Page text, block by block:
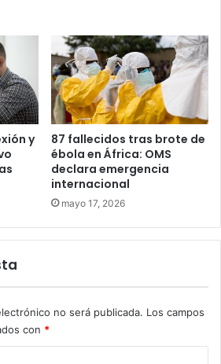
y
87 fallecidos tras brote de
ébola en África: OMS
declara emergencia
internacional
mayo 17, 2026
no será publicada. Los campos
con *